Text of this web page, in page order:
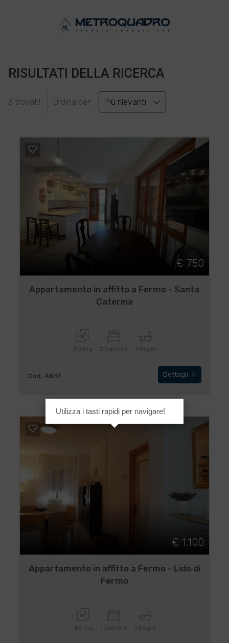
RISULTATI DELLA RICERCA
3 trovati! Ordina per: Più rilevanti
€ 750
Appartamento in affitto a Fermo - Santa
Caterina
80 mq 2 Camere 1 Bagni
Cod. AN31 Dettagli
€ 1.100
Appartamento in affitto a Fermo - Lido di
Fermo
45 mq 1 Camere 1 Bagni
Utilizza i tasti rapidi per navigare!